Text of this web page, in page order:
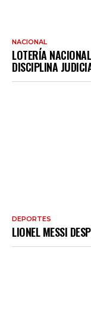
NACIONAL
LOTERÍA
DISCIPLINA
DEPORTES
LIONEL MESSI